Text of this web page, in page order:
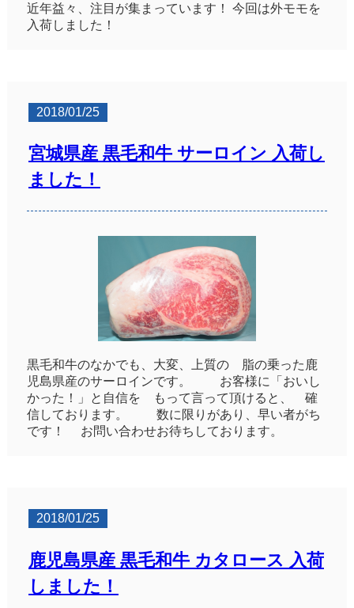
近年益々、注目が集まっています！ 今回は外モモを
入荷しました！
2018/01/25
宮城県産 黒毛和牛 サーロイン 入荷し
ました！
黒毛和牛のなかでも、大変、上質の 脂の乗った鹿
児島県産のサーロインです。 お客様に「おいし
かった！」と自信を もって言って頂けると、 確
信しております。 数に限りがあり、早い者がち
です！ お問い合わせお待ちしております。
2018/01/25
鹿児島県産 黒毛和牛 カタロース 入荷
しました！